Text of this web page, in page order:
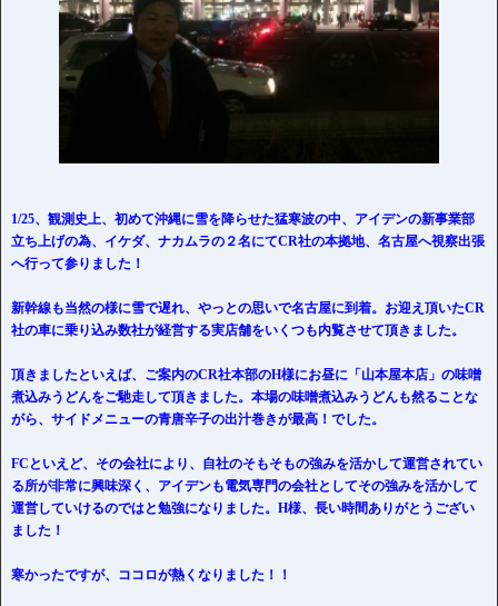
1/25、観測史上、初めて沖縄に雪を降らせた猛寒波の中、アイデンの新事業部
立ち上げの為、イケダ、ナカムラの２名にてCR社の本拠地、名古屋へ視察出張
へ行って参りました！
新幹線も当然の様に雪で遅れ、やっとの思いで名古屋に到着。お迎え頂いたCR
社の車に乗り込み数社が経営する実店舗をいくつも内覧させて頂きました。
頂きましたといえば、ご案内のCR社本部のH様にお昼に「山本屋本店」の味噌
煮込みうどんをご馳走して頂きました。本場の味噌煮込みうどんも然ることな
がら、サイドメニューの青唐辛子の出汁巻きが最高！でした。
FCといえど、その会社により、自社のそもそもの強みを活かして運営されてい
る所が非常に興味深く、アイデンも電気専門の会社としてその強みを活かして
運営していけるのではと勉強になりました。H様、長い時間ありがとうござい
ました！
寒かったですが、ココロが熱くなりました！！